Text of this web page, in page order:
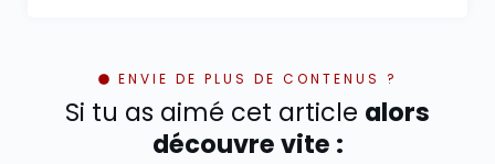
ENVIE DE PLUS DE CONTENUS ?
Si tu as aimé cet article alors
découvre vite :